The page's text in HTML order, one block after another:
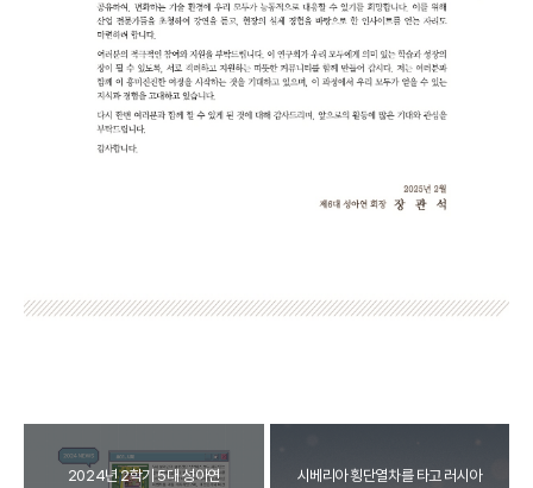
2024년 2학기 5대 성아연 시베리아 횡단열차를 타고 러시아